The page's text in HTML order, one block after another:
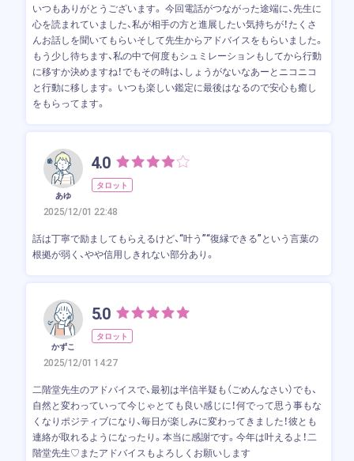
いつもありがとうございます。 今回電話がつながった途端に、先生に
心を読まれていました、私が相手の方と進展したい気持ちが！たくさ
んお話しを聞いてもらいそして先生からアドバイスをもらいました。
もう少し待ちます、私の中で何度もシュミレーションもしてから行動
に移すか決めますね！でもその時は、しょうがないなあーとニコニコ
と行動に移します。 いつも楽しい鑑定に最後はなるので安心も癒し
をもらってます。
あゆ
4.0
タロット
2025/12/01 22:48
話は丁寧で励ましてもらえるけど、“叶う”“復縁できる”という言葉の
根拠が弱く、やや信用しきれない部分あり。
かずこ
5.0
タロット
2025/12/01 14:27
二階堂先生のアドバイスで、最初は半信半疑も（ごめんなさい）でも、
自然と変わっていって今じゃとても良い感じに！何でって思う事もな
くなりポジティブになり、毎日が楽しみに変わってきました！彼とも
連絡が取れるようになったり。本当に感謝です。今年は叶えるよ！二
階堂先生♡またアドバイスもよろしくお願いします